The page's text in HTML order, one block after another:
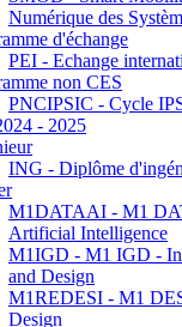
Numérique des
d'échange
PEI - Echange
non CES
PNCIPSIC - Cycle
- 2025
ING - Diplôme
M1DATAAI - M1
Artificial Intelligence
M1IGD - M1 IGD -
and Design
M1REDESI - M1
Design